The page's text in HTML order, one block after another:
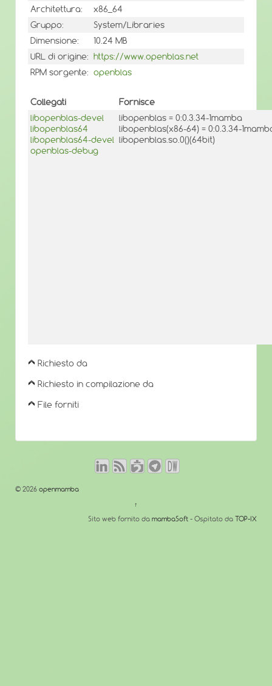
Architettura:
x86_64
Gruppo:
System/Libraries
Dimensione:
10.24 MB
URL di origine: https://www.openblas.net
RPM sorgente: openblas
Collegati
Fornisce
libopenblas-devel
libopenblas64
libopenblas64-devel
openblas-debug
libopenblas = 0:0.3.34-1mamba
libopenblas(x86-64) = 0:0.3.34-
libopenblas.so.0()(64bit)
Richiesto da
Richiesto in compilazione da
File forniti
© 2026 openmamba
↑
Sito web fornito da mambaSoft - Ospitato da TOP-IX